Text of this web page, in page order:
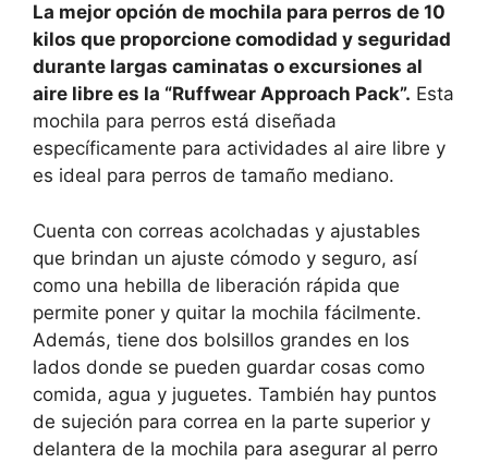
La mejor opción de mochila para perros de 10
kilos que proporcione comodidad y seguridad
durante largas caminatas o excursiones al
aire libre es la “Ruffwear Approach Pack”. Esta
mochila para perros está diseñada
específicamente para actividades al aire libre y
es ideal para perros de tamaño mediano.
Cuenta con correas acolchadas y ajustables
que brindan un ajuste cómodo y seguro, así
como una hebilla de liberación rápida que
permite poner y quitar la mochila fácilmente.
Además, tiene dos bolsillos grandes en los
lados donde se pueden guardar cosas como
comida, agua y juguetes. También hay puntos
de sujeción para correa en la parte superior y
delantera de la mochila para asegurar al perro